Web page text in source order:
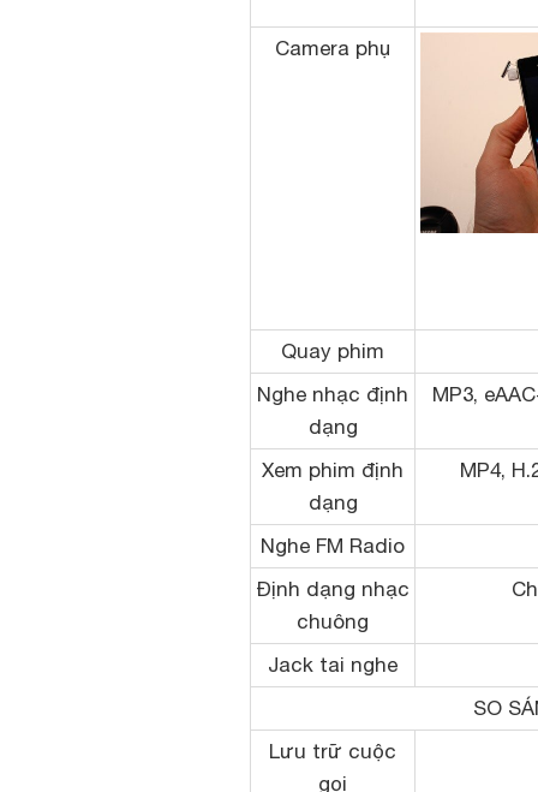
Camera phụ
Quay phim
Nghe nhạc định
dạng
MP3,
Xem phim định
dạng
MP4,
Nghe FM Radio
Định dạng nhạc
chuông
Jack tai nghe
SO
Lưu trữ cuộc
gọi